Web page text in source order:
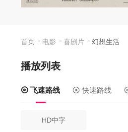
首页 电影 喜剧片 幻想生活
播放列表
飞速路线 快速路线
HD中字